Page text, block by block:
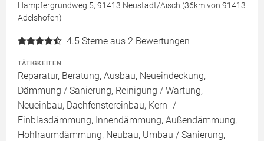
Hampfergrundweg 5, 91413 Neustadt/Aisch (36km von 91413
Adelshofen)
4.5 Sterne aus 2 Bewertungen
TÄTIGKEITEN
Reparatur, Beratung, Ausbau, Neueindeckung,
Dämmung / Sanierung, Reinigung / Wartung,
Neueinbau, Dachfenstereinbau, Kern- /
Einblasdämmung, Innendämmung, Außendämmung,
Hohlraumdämmung, Neubau, Umbau / Sanierung,